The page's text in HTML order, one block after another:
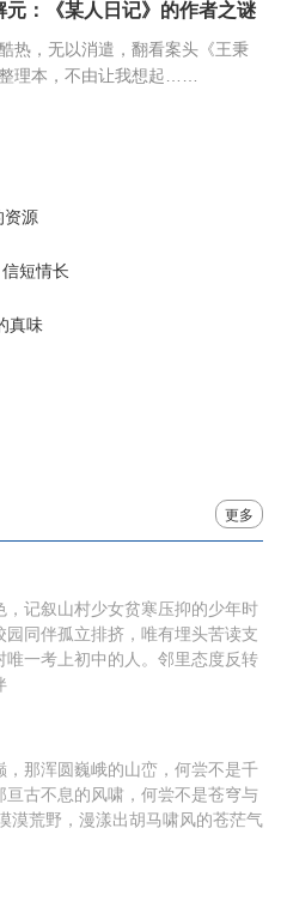
元：《某人日记》的作者之谜
热，无以消遣，翻看案头《王秉
理本，不由让我想起……
资源
短情长
真味
更多
，记叙山村少女贫寒压抑的少年时
同伴孤立排挤，唯有埋头苦读支
唯一考上初中的人。邻里态度反转
，那浑圆巍峨的山峦，何尝不是千
亘古不息的风啸，何尝不是苍穹与
荒野，漫漾出胡马啸风的苍茫气